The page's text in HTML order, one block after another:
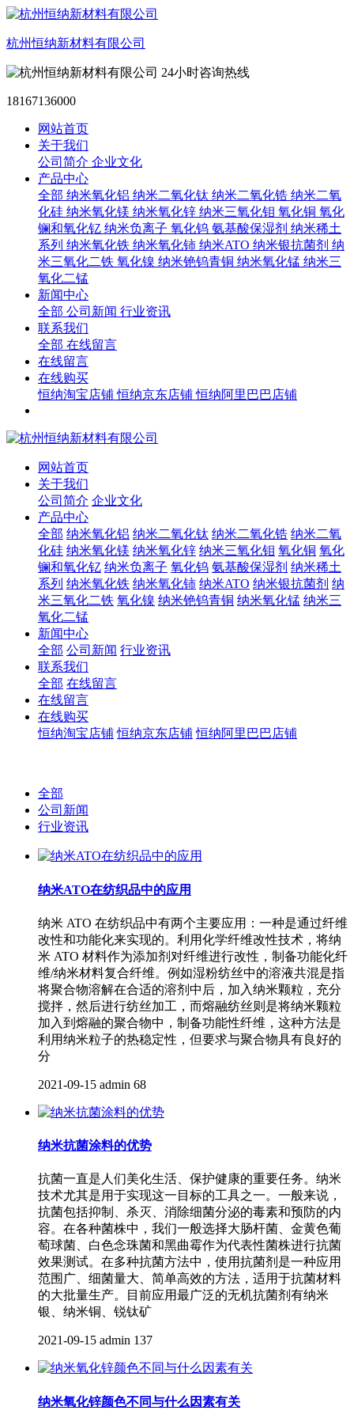
杭州恒纳新材料有限公司
24小时咨询热线
18167136000
网站首页
关于我们
公司简介 企业文化
产品中心
全部 纳米氧化铝 纳米二氧化钛 纳米二氧化锆 纳米二氧
化硅 纳米氧化镁 纳米氧化锌 纳米三氧化钼 氧化铜 氧化
镧和氧化钇 纳米负离子 氧化钨 氨基酸保湿剂 纳米稀土
系列 纳米氧化铁 纳米氧化铈 纳米ATO 纳米银抗菌剂 纳
米三氧化二铁 氧化镍 纳米铯钨青铜 纳米氧化锰 纳米三
氧化二锰
新闻中心
全部 公司新闻 行业资讯
联系我们
全部 在线留言
在线留言
在线购买
恒纳淘宝店铺 恒纳京东店铺 恒纳阿里巴巴店铺
网站首页
关于我们
公司简介 企业文化
产品中心
全部 纳米氧化铝 纳米二氧化钛 纳米二氧化锆 纳米二氧
化硅 纳米氧化镁 纳米氧化锌 纳米三氧化钼 氧化铜 氧化
镧和氧化钇 纳米负离子 氧化钨 氨基酸保湿剂 纳米稀土
系列 纳米氧化铁 纳米氧化铈 纳米ATO 纳米银抗菌剂 纳
米三氧化二铁 氧化镍 纳米铯钨青铜 纳米氧化锰 纳米三
氧化二锰
新闻中心
全部 公司新闻 行业资讯
联系我们
全部 在线留言
在线留言
在线购买
恒纳淘宝店铺 恒纳京东店铺 恒纳阿里巴巴店铺
全部
公司新闻
行业资讯
纳米ATO在纺织品中的应用
纳米 ATO 在纺织品中有两个主要应用：一种是通过纤维
改性和功能化来实现的。利用化学纤维改性技术，将纳
米 ATO 材料作为添加剂对纤维进行改性，制备功能化纤
维/纳米材料复合纤维。例如湿粉纺丝中的溶液共混是指
将聚合物溶解在合适的溶剂中后，加入纳米颗粒，充分
搅拌，然后进行纺丝加工，而熔融纺丝则是将纳米颗粒
加入到熔融的聚合物中，制备功能性纤维，这种方法是
利用纳米粒子的热稳定性，但要求与聚合物具有良好的
分
2021-09-15 admin 68
纳米抗菌涂料的优势
抗菌一直是人们美化生活、保护健康的重要任务。纳米
技术尤其是用于实现这一目标的工具之一。一般来说，
抗菌包括抑制、杀灭、消除细菌分泌的毒素和预防的内
容。在各种菌株中，我们一般选择大肠杆菌、金黄色葡
萄球菌、白色念珠菌和黑曲霉作为代表性菌株进行抗菌
效果测试。在多种抗菌方法中，使用抗菌剂是一种应用
范围广、细菌量大、简单高效的方法，适用于抗菌材料
的大批量生产。目前应用最广泛的无机抗菌剂有纳米
银、纳米铜、锐钛矿
2021-09-15 admin 137
纳米氧化锌颜色不同与什么因素有关